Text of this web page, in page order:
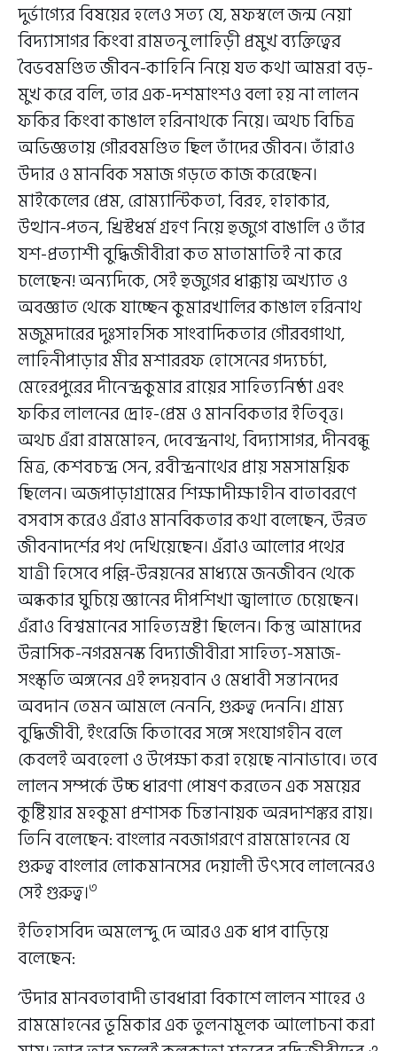
দুর্ভাগ্যের বিষয়ের হলেও সত্য যে, মফস্বলে জন্ম নেয়া
বিদ্যাসাগর কিংবা রামতনু লাহিড়ী প্রমুখ ব্যক্তিত্বের
বৈভবমণ্ডিত জীবন-কাহিনি নিয়ে যত কথা আমরা বড়-
মুখ করে বলি, তার এক-দশমাংশও বলা হয় না লালন
ফকির কিংবা কাঙাল হরিনাথকে নিয়ে। অথচ বিচিত্র
অভিজ্ঞতায় গৌরবমণ্ডিত ছিল তাঁদের জীবন। তাঁরাও
উদার ও মানবিক সমাজ গড়তে কাজ করেছেন।
মাইকেলের প্রেম, রোম্যান্টিকতা, বিরহ, হাহাকার,
উত্থান-পতন, খ্রিস্টধর্ম গ্রহণ নিয়ে হুজুগে বাঙালি ও তাঁর
যশ-প্রত্যাশী বুদ্ধিজীবীরা কত মাতামাতিই না করে
চলেছেন! অন্যদিকে, সেই হুজুগের ধাক্কায় অখ্যাত ও
অবজ্ঞাত থেকে যাচ্ছেন কুমারখালির কাঙাল হরিনাথ
মজুমদারের দুঃসাহসিক সাংবাদিকতার গৌরবগাথা,
লাহিনীপাড়ার মীর মশাররফ হোসেনের গদ্যচর্চা,
মেহেরপুরের দীনেন্দ্রকুমার রায়ের সাহিত্যনিষ্ঠা এবং
ফকির লালনের দ্রোহ-প্রেম ও মানবিকতার ইতিবৃত্ত।
অথচ এঁরা রামমোহন, দেবেন্দ্রনাথ, বিদ্যাসাগর, দীনবন্ধু
মিত্র, কেশবচন্দ্র সেন, রবীন্দ্রনাথের প্রায় সমসাময়িক
ছিলেন। অজপাড়াগ্রামের শিক্ষাদীক্ষাহীন বাতাবরণে
বসবাস করেও এঁরাও মানবিকতার কথা বলেছেন, উন্নত
জীবনাদর্শের পথ দেখিয়েছেন। এঁরাও আলোর পথের
যাত্রী হিসেবে পল্লি-উন্নয়নের মাধ্যমে জনজীবন থেকে
অন্ধকার ঘুচিয়ে জ্ঞানের দীপশিখা জ্বালাতে চেয়েছেন।
এঁরাও বিশ্বমানের সাহিত্যস্রষ্টা ছিলেন। কিন্তু আমাদের
উন্নাসিক-নগরমনস্ক বিদ্যাজীবীরা সাহিত্য-সমাজ-
সংস্কৃতি অঙ্গনের এই হৃদয়বান ও মেধাবী সন্তানদের
অবদান তেমন আমলে নেননি, গুরুত্ব দেননি। গ্রাম্য
বুদ্ধিজীবী, ইংরেজি কিতাবের সঙ্গে সংযোগহীন বলে
কেবলই অবহেলা ও উপেক্ষা করা হয়েছে নানাভাবে। তবে
লালন সম্পর্কে উচ্চ ধারণা পোষণ করতেন এক সময়ের
কুষ্টিয়ার মহকুমা প্রশাসক চিন্তানায়ক অন্নদাশঙ্কর রায়।
তিনি বলেছেন: বাংলার নবজাগরণে রামমোহনের যে
গুরুত্ব বাংলার লোকমানসের দেয়ালী উৎসবে লালনেরও
সেই গুরুত্ব।৩
ইতিহাসবিদ অমলেন্দু দে আরও এক ধাপ বাড়িয়ে
বলেছেন:
‘উদার মানবতাবাদী ভাবধারা বিকাশে লালন শাহের ও
রামমোহনের ভূমিকার এক তুলনামূলক আলোচনা করা